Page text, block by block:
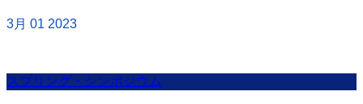
3月 01 2023
スプリング・シンポジウム